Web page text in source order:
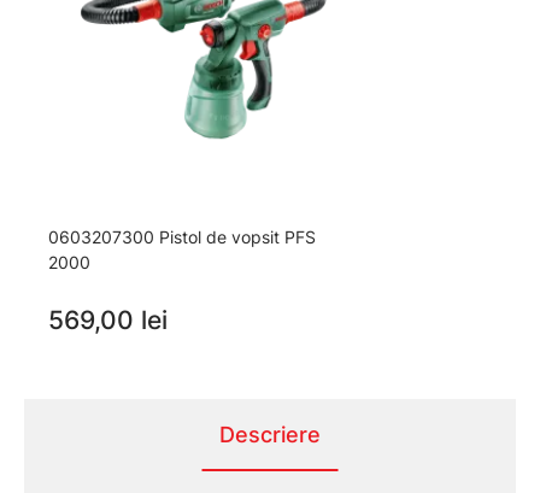
0603207300 Pistol de vopsit PFS
2000
569,00 lei
Descriere